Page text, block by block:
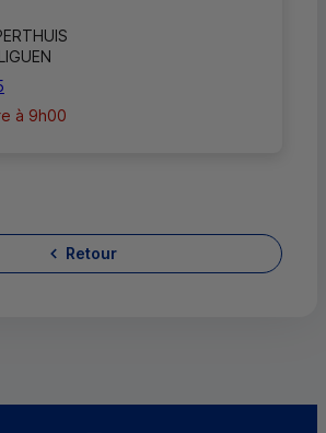
à 9h00
Retour